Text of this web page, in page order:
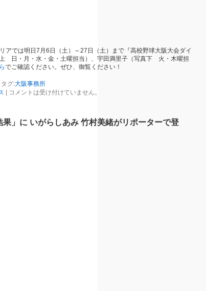
アでは明日7月6日（土）～27日（土）まで『高校野球大阪大会ダイ
日・月・水・金・土曜担当）、宇田満里子（写真下 火・木曜担
でご確認ください。ぜひ、御覧ください！
タグ:大阪事務所
コメントは受け付けていません。
」に いがらしあみ 竹村美緒がリポーターで登